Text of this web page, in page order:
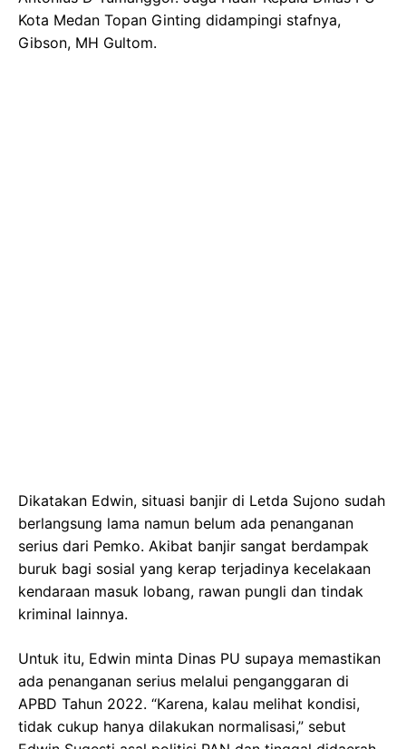
Kota Medan Topan Ginting didampingi stafnya,
Gibson, MH Gultom.
Dikatakan Edwin, situasi banjir di Letda Sujono sudah
berlangsung lama namun belum ada penanganan
serius dari Pemko. Akibat banjir sangat berdampak
buruk bagi sosial yang kerap terjadinya kecelakaan
kendaraan masuk lobang, rawan pungli dan tindak
kriminal lainnya.
Untuk itu, Edwin minta Dinas PU supaya memastikan
ada penanganan serius melalui penganggaran di
APBD Tahun 2022. “Karena, kalau melihat kondisi,
tidak cukup hanya dilakukan normalisasi,” sebut